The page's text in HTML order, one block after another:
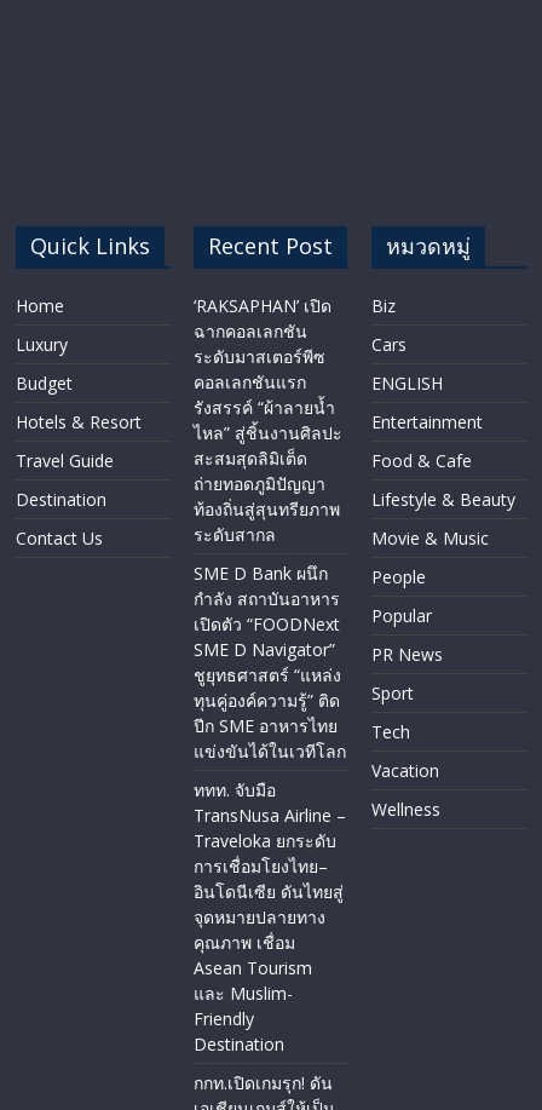
Quick Links
Home
Luxury
Budget
Hotels & Resort
Travel Guide
Destination
Contact Us
Recent Post
‘RAKSAPHAN’ เปิด
ฉากคอลเลกชัน
ระดับมาสเตอร์พีซ
คอลเลกชันแรก
รังสรรค์ “ผ้าลายน้ำ
ไหล” สู่ชิ้นงานศิลปะ
สะสมสุดลิมิเต็ด
ถ่ายทอดภูมิปัญญา
ท้องถิ่นสู่สุนทรียภาพ
ระดับสากล
SME D Bank ผนึก
กำลัง สถาบันอาหาร
เปิดตัว “FOODNext
SME D Navigator”
ชูยุทธศาสตร์ “แหล่ง
ทุนคู่องค์ความรู้” ติด
ปีก SME อาหารไทย
แข่งขันได้ในเวทีโลก
ททท. จับมือ
TransNusa Airline –
Traveloka ยกระดับ
การเชื่อมโยงไทย–
อินโดนีเซีย ดันไทยสู่
จุดหมายปลายทาง
คุณภาพ เชื่อม
Asean Tourism
และ Muslim-
Friendly
Destination
กกท.เปิดเกมรุก! ดัน
หมวดหมู่
Biz
Cars
ENGLISH​
Entertainment
Food & Cafe
Lifestyle & Beauty
Movie & Music
People
Popular
PR News
Sport
Tech
Vacation
Wellness